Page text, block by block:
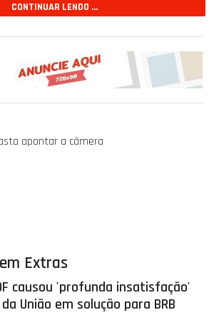
CONTINUAR LENDO ...
apontar a câmera
Extras
causou 'profunda insatisfação'
União em solução para BRB